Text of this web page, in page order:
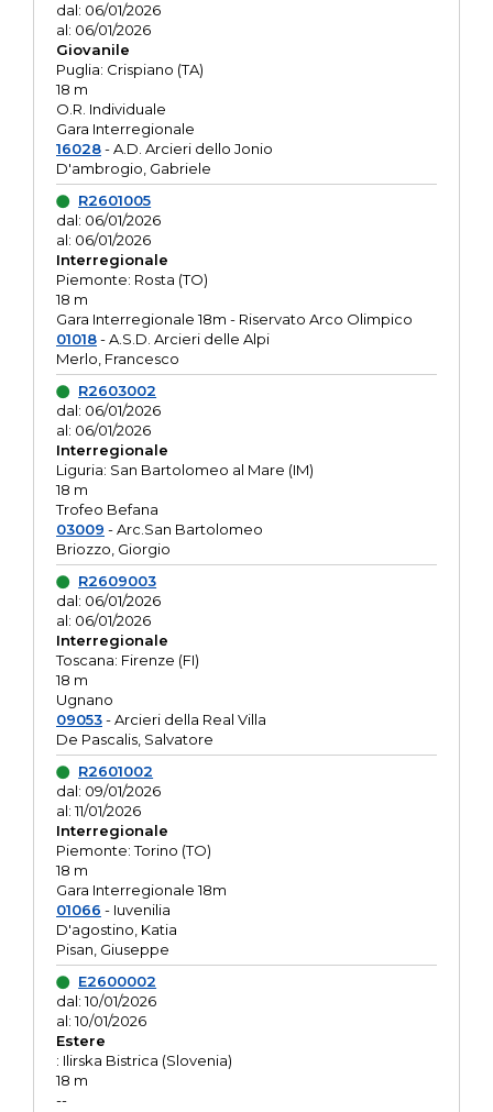
dal: 06/01/2026
al: 06/01/2026
Giovanile
Puglia: Crispiano (TA)
18 m
O.R. Individuale
Gara Interregionale
16028- A.D. Arcieri dello Jonio
D'ambrogio, Gabriele
R2601005
dal: 06/01/2026
al: 06/01/2026
Interregionale
Piemonte: Rosta (TO)
18 m
Gara Interregionale 18m - Riservato Arco Olimpico
01018- A.S.D. Arcieri delle Alpi
Merlo, Francesco
R2603002
dal: 06/01/2026
al: 06/01/2026
Interregionale
Liguria: San Bartolomeo al Mare (IM)
18 m
Trofeo Befana
03009 - Arc.San Bartolomeo
Briozzo, Giorgio
R2609003
dal: 06/01/2026
al: 06/01/2026
Interregionale
Toscana: Firenze (FI)
18 m
Ugnano
09053- Arcieri della Real Villa
De Pascalis, Salvatore
R2601002
dal: 09/01/2026
al: 11/01/2026
Interregionale
Piemonte: Torino (TO)
18 m
Gara Interregionale 18m
01066 - Iuvenilia
D'agostino, Katia
Pisan, Giuseppe
E2600002
dal: 10/01/2026
al: 10/01/2026
Estere
: Ilirska Bistrica (Slovenia)
18 m
--